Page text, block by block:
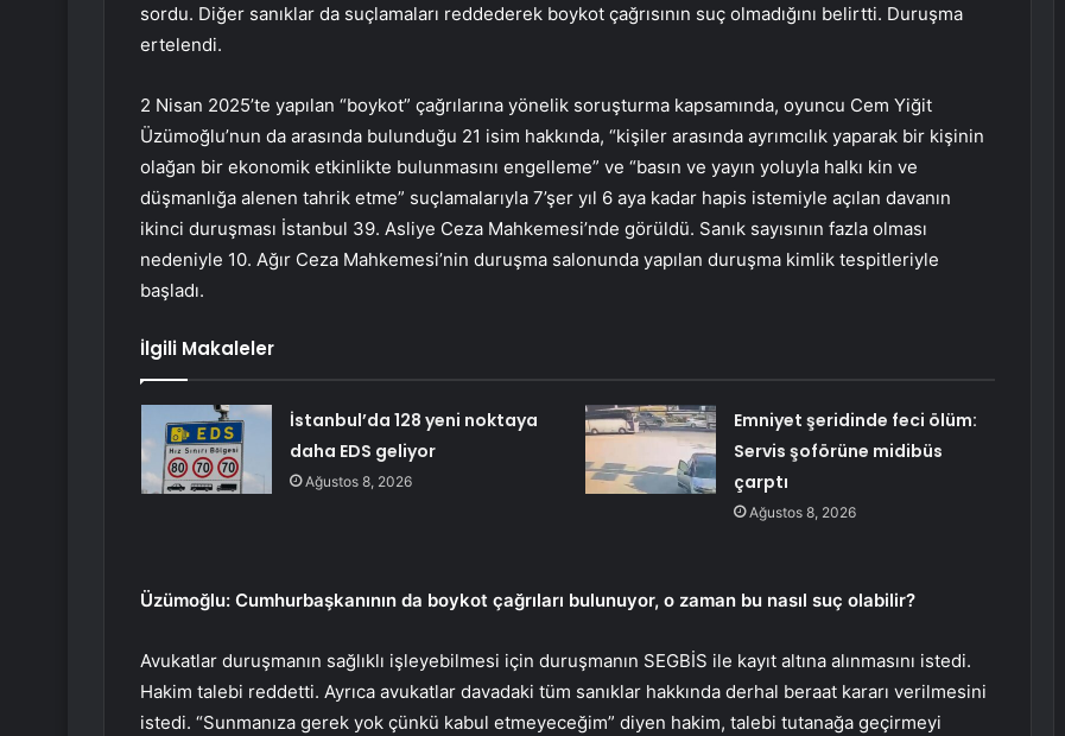
sordu. Diğer sanıklar da suçlamaları reddederek boykot çağrısının suç olmadığını belirtti. Duruşma
ertelendi.
2 Nisan 2025’te yapılan “boykot” çağrılarına yönelik soruşturma kapsamında, oyuncu Cem Yiğit
Üzümoğlu’nun da arasında bulunduğu 21 isim hakkında, “kişiler arasında ayrımcılık yaparak bir kişinin
olağan bir ekonomik etkinlikte bulunmasını engelleme” ve “basın ve yayın yoluyla halkı kin ve
düşmanlığa alenen tahrik etme” suçlamalarıyla 7’şer yıl 6 aya kadar hapis istemiyle açılan davanın
ikinci duruşması İstanbul 39. Asliye Ceza Mahkemesi’nde görüldü. Sanık sayısının fazla olması
nedeniyle 10. Ağır Ceza Mahkemesi’nin duruşma salonunda yapılan duruşma kimlik tespitleriyle
başladı.
İlgili Makaleler
İstanbul’da 128 yeni noktaya
daha EDS geliyor
Ağustos 8, 2026
Emniyet şeridinde feci ölüm:
Servis şoförüne midibüs
çarptı
Ağustos 8, 2026
Üzümoğlu: Cumhurbaşkanının da boykot çağrıları bulunuyor, o zaman bu nasıl suç olabilir?
Avukatlar duruşmanın sağlıklı işleyebilmesi için duruşmanın SEGBİS ile kayıt altına alınmasını istedi.
Hakim talebi reddetti. Ayrıca avukatlar davadaki tüm sanıklar hakkında derhal beraat kararı verilmesini
istedi. “Sunmanıza gerek yok çünkü kabul etmeyeceğim” diyen hakim, talebi tutanağa geçirmeyi